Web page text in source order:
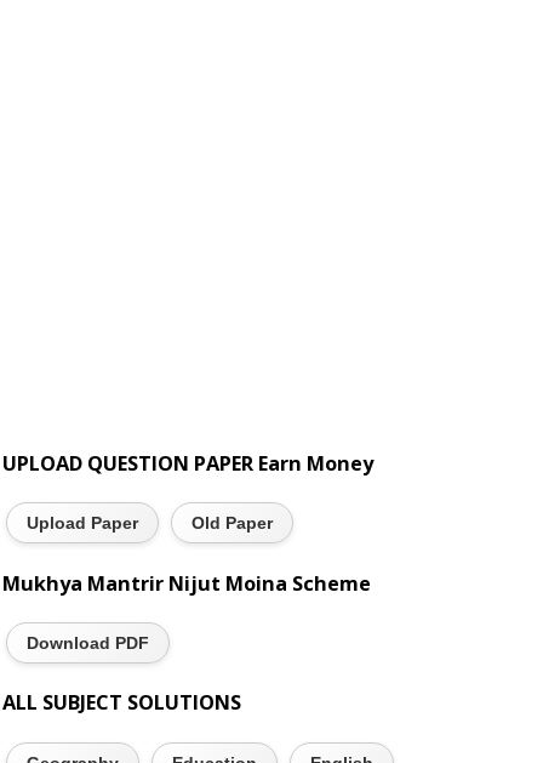
UPLOAD QUESTION PAPER Earn Money
Upload Paper Old Paper
Mukhya Mantrir Nijut Moina Scheme
Download PDF
ALL SUBJECT SOLUTIONS